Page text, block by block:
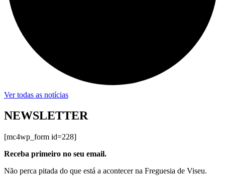
Ver todas as notícias
NEWSLETTER
[mc4wp_form id=228]
Receba primeiro no seu email.
Não perca pitada do que está a acontecer na Freguesia de Viseu.